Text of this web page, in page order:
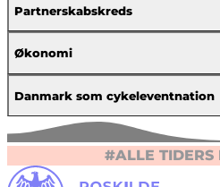
Partnerskabskreds
Økonomi
Danmark som cykeleventnation
#ALLE TIDERS